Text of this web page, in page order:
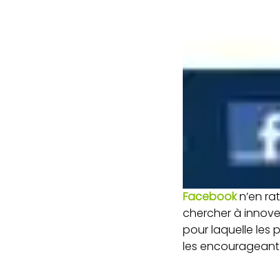
Facebookn’en
chercher à
pour laquelle les
les